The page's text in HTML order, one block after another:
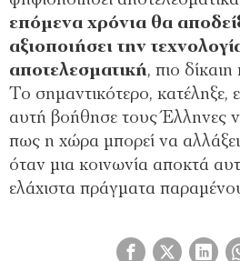
επόμενα χρόνια θα
αξιοποιήσει την
αποτελεσματική, πιο
Το σημαντικότερο, κατέληξε,
αυτή βοήθησε τους Έλληνες
πως η χώρα μπορεί να
όταν μια κοινωνία αποκτά
ελάχιστα πράγματα